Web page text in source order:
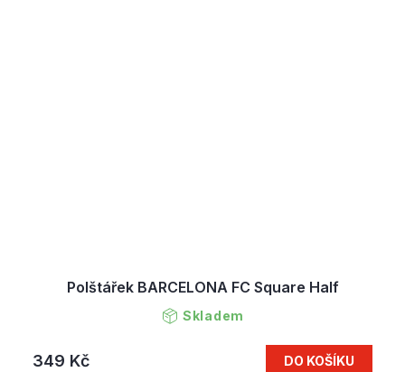
Polštářek BARCELONA FC Square Half
Skladem
349 Kč DO KOŠÍKU